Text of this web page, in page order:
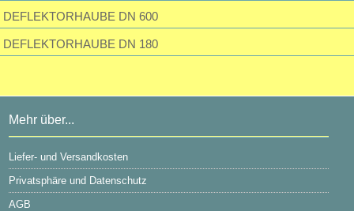
DEFLEKTORHAUBE DN 600
DEFLEKTORHAUBE DN 180
Mehr über...
Liefer- und Versandkosten
Privatsphäre und Datenschutz
AGB